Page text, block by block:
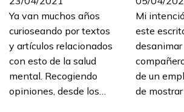
Ya van muchos años
curioseando por textos
y artículos relacionados
con esto de la salud
mental. Recogiendo
opiniones, desde los…
Mi
este
desanimar
de un
de mostrar